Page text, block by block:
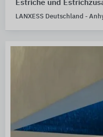
Estriche und
LANXESS Deutschland -